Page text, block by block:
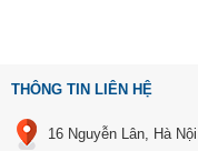
THÔNG TIN LIÊN HỆ
16 Nguyễn Lân, Hà Nội